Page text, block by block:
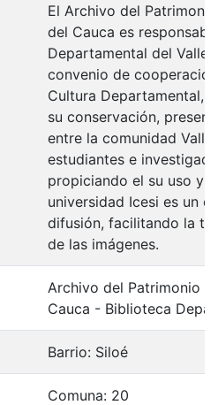
El Archivo del
del Cauca es
Departamental del Valle
convenio de
Cultura Departamental,
su conservación,
entre la comunidad
estudiantes e
propiciando el su uso y
universidad Icesi es un
difusión, facilitando la
de las imágenes.
Archivo del Patrimonio
Cauca - Biblioteca
Barrio: Siloé
Comuna: 20